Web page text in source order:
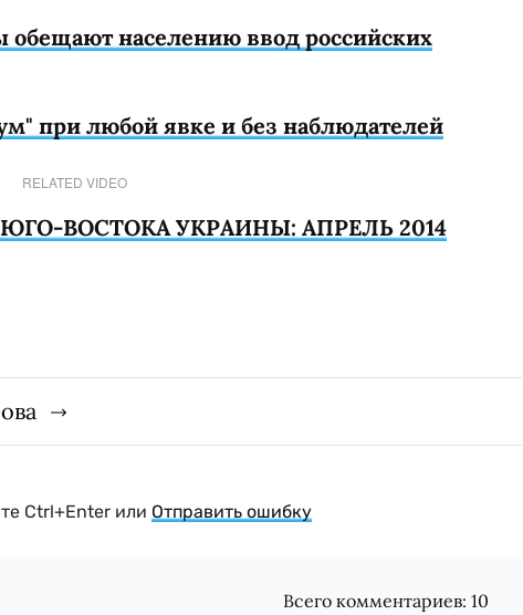
обещают населению ввод российских
при любой явке и без наблюдателей
RELATED VIDEO
ВОСТОКА УКРАИНЫ: АПРЕЛЬ 2014
Ctrl+Enter или Отправить ошибку
Всего комментариев:10